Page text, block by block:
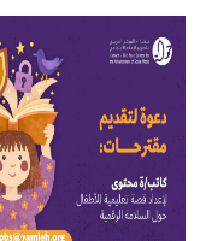
للنشاط الرقمي
على المعركة
السردية
تصاعد الحروب